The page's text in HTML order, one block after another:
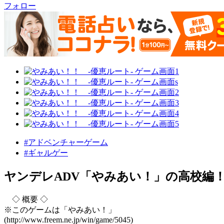
フォロー
#アドベンチャーゲーム
#ギャルゲー
ヤンデレADV「やみあい！」の高校編
◇ 概要 ◇
※このゲームは「やみあい！」
(http://www.freem.ne.jp/win/game/5045)